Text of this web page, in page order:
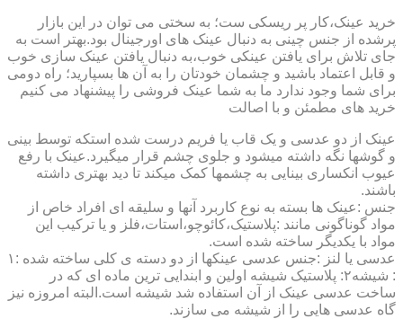
خرید عینک،کار پر ریسکی ست؛ به سختی می توان در این بازار
پرشده از جنس چینی به دنبال عینک های اورجینال بود.بهتر است به
جای تلاش برای یافتن عینکی خوب،به دنبال یافتن عینک سازی خوب
و قابل اعتماد باشید و چشمان خودتان را به آن ها بسپارید؛ راه دومی
برای شما وجود ندارد ما به شما عینک فروشی را پیشنهاد می کنیم
خرید های مطمئن و با اصالت
عینک از دو عدسی و یک قاب یا فریم درست شده استکه توسط بینی
و گوشها نگه داشته میشود و جلوی چشم قرار میگیرد.عینک با رفع
عیوب انکساری بینایی به چشمها کمک میکند تا دید بهتری داشته
باشند.
جنس :عینک ها بسته به نوع کاربرد آنها و سلیقه ای افراد خاص از
مواد گوناگونی مانند :پلاستیک،کائوچو،استات،فلز و یا ترکیب این
مواد با یکدیگر ساخته شده است.
عدسی یا لنز :جنس عدسی عینکها از دو دسته ی کلی ساخته شده :۱
: شیشه۲: پلاستیک شیشه اولین و ابندایی ترین ماده ای که در
ساخت عدسی عینک از آن استفاده شد شیشه است.البته امروزه نیز
گاه عدسی هایی را از شیشه می سازند.